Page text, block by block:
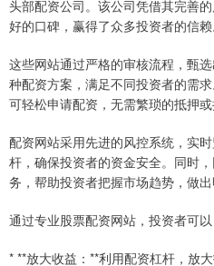
头部配资公司。该公司凭借其完善
好的口碑，赢得了众多投资者的信赖
这些网站通过严格的审核流程，甄
种配资方案，满足不同投资者的需
可轻松申请配资，无需繁琐的抵押或
配资网站采用先进的风控系统，实
杆，确保投资者的资金安全。同时
务，帮助投资者把握市场趋势，做出
通过专业股票配资网站，投资者可以
* **放大收益：**利用配资杠杆，放